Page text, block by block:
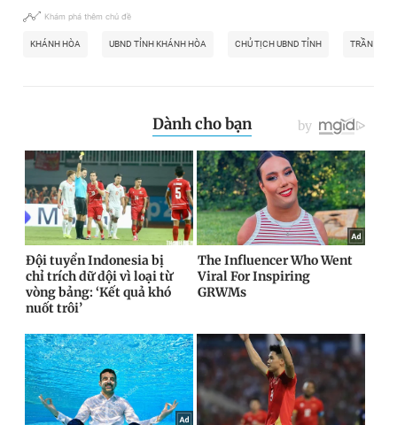
Khám phá thêm chủ đề
KHÁNH HÒA UBND TỈNH KHÁNH HÒA CHỦ TỊCH UBND TỈNH TRẦN